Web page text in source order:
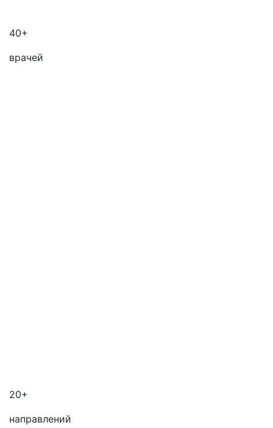
40+
врачей
20+
направлений